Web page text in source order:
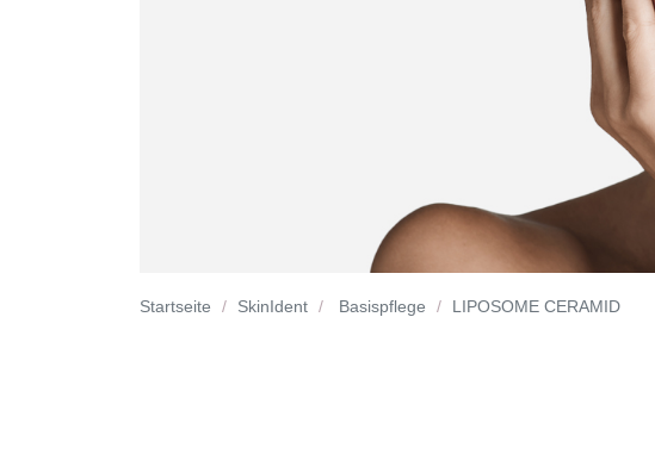
Startseite SkinIdent Basispflege LIPOSOME CERAMID